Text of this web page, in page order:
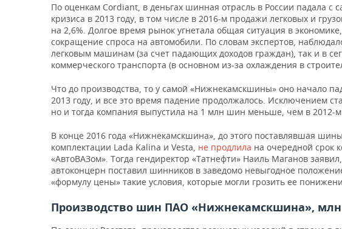
По оценкам Cordiant, в деньгах шинная отрасль в России падала с
кризиса в 2013 году, в том числе в 2016-м продажи легковых и
на 2,6%. Долгое время рынок угнетала общая ситуация в
сокращение спроса на автомобили. По словам экспертов,
легковым машинам (за счет падающих доходов граждан), так и в
коммерческого транспорта (в основном из-за охлаждения в
Что до производства, то у самой «Нижнекамскшины» оно начало
2013 году, и все это время падение продолжалось. Исключением
но и тогда компания выпустила на 1 млн шин меньше, чем в 2012-
В конце 2016 года «Нижнекамскшина», до этого поставлявшая
комплектации Lada Kalina и Vesta, не продлила на очередной срок
«АвтоВАЗом». Тогда гендиректор «Татнефти» Наиль Маганов
автоконцерн поставил шинников в заведомо невыгодное
«формулу цены» такие условия, которые могли грозить ее
Производство шин ПАО «Нижнекамскшина»,